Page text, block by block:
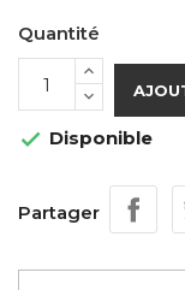
Quantité
 Disponible
Partager